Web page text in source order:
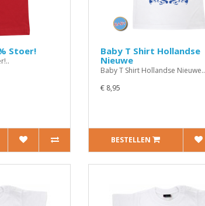
Stoer!
Baby T Shirt Hollandse
Nieuwe
Baby T Shirt Hollandse Nieuwe..
€ 8,95
BESTELLEN